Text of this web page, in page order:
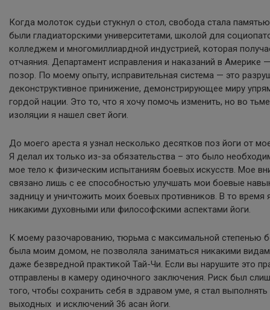
Когда молоток судьи стукнул о стол, свобода стала
были гладиаторскими университетами, школой для
колледжем и многомиллиардной индустрией, которая
отчаяния. Департамент исправления и наказаний в Америке
позор. По моему опыту, исправительная система — это
деконструктивное принижение, демонстрирующее миру
гордой нации. Это то, что я хочу помочь изменить, но во
изоляции я нашел свет йоги.
До моего ареста я узнал несколько десятков поз йоги от
Я делал их только из-за обязательства – это было
мое тело к физическим испытаниям боевых искусств. Мое
связано лишь с ее способностью улучшать мои боевые
задницу и уничтожить моих боевых противников. В то время
никакими духовными или философскими аспектами йоги.
К моему разочарованию, тюрьма с максимальной степенью
была моим домом, не позволяла заниматься никакими
даже безвредной практикой Тай-Чи. Если вы нарушите это
отправлены в камеру одиночного заключения. Риск был
того, чтобы сохранить себя в здравом уме, я стал
выходных и исключений 36 асан йоги.